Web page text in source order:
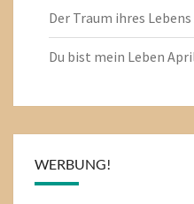
Der Traum ihres Lebens
Du bist mein Leben
WERBUNG!